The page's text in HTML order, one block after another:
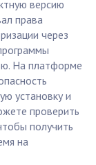
версию
права
через
На платформе
установку и
проверить
получить
на